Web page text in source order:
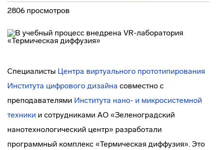
2806 просмотров
Специалисты Центра виртуального прототипирования
Института цифрового дизайна совместно с
преподавателями Института нано- и микросистемной
техники и сотрудниками АО «Зеленоградский
нанотехнологический центр» разработали
программный комплекс «Термическая диффузия». Это